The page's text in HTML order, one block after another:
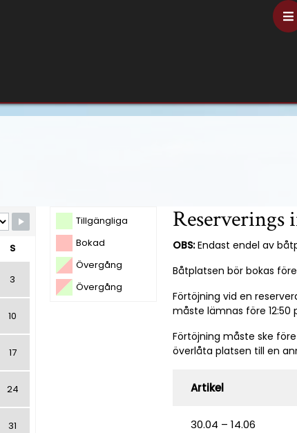
Tillgängliga
Bokad
Övergång
Övergång
S
3
10
17
24
31
OBS:Endast endel av
Båtplatsen bör bokas
Förtöjning vid en
måste lämnas före 12:50
Förtöjning måste ske
överlåta platsen till en
Artikel
30.04 – 14.06